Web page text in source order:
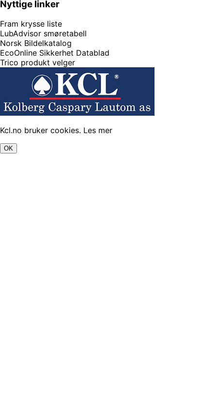
Nyttige linker
Fram krysse liste
LubAdvisor smøretabell
Norsk Bildelkatalog
EcoOnline Sikkerhet Datablad
Trico produkt velger
Kcl.no bruker cookies. Les mer
OK